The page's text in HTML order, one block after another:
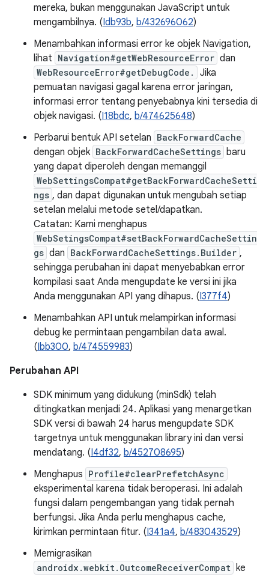
mereka, bukan menggunakan JavaScript untuk
mengambilnya. (Idb93b, b/432696062)
Menambahkan informasi error ke objek Navigation,
lihat Navigation#getWebResourceError dan
WebResourceError#getDebugCode.
Jika
pemuatan navigasi gagal karena error jaringan,
informasi error tentang penyebabnya kini tersedia di
objek navigasi. (I18bdc, b/474625648)
Perbarui bentuk API setelan BackForwardCache
dengan objek BackForwardCacheSettings baru
yang dapat diperoleh dengan memanggil
WebSettingsCompat#getBackForwardCacheSetti
ngs , dan dapat digunakan untuk mengubah setiap
setelan melalui metode setel/dapatkan.
Catatan: Kami menghapus
WebSetingsCompat#setBackForwardCacheSettin
gs dan BackForwardCacheSettings.Builder ,
sehingga perubahan ini dapat menyebabkan error
kompilasi saat Anda mengupdate ke versi ini jika
Anda menggunakan API yang dihapus. (I377f4)
Menambahkan API untuk melampirkan informasi
debug ke permintaan pengambilan data awal.
(Ibb300, b/474559983)
Perubahan API
SDK minimum yang didukung (minSdk) telah
ditingkatkan menjadi 24. Aplikasi yang menargetkan
SDK versi di bawah 24 harus mengupdate SDK
targetnya untuk menggunakan library ini dan versi
mendatang. (I4df32, b/452708695)
Menghapus Profile#clearPrefetchAsync
eksperimental karena tidak beroperasi. Ini adalah
fungsi dalam pengembangan yang tidak pernah
berfungsi. Jika Anda perlu menghapus cache,
kirimkan permintaan fitur. (I341a4, b/483043529)
Memigrasikan
androidx.webkit.OutcomeReceiverCompat ke